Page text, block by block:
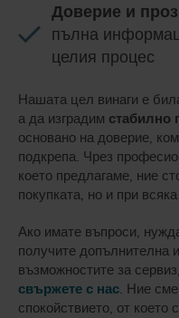
Доверие и
пълна
целия процес
Нашата цел винаги е
а да изградим стабилно
основано на доверие,
подкрепа. Чрез
което предлагаме, ние
покупката, но и при
Ако имате въпроси,
получите допълнителна
възможностите за сервиз,
свържете с нас. Ние сме
спокойствието, от